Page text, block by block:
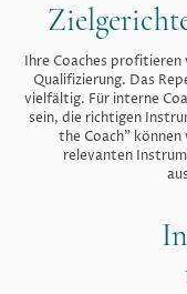
Ihre Coaches
Qualifizierung. Das
vielfältig. Für interne
sein, die richtigen
the Coach"
relevanten